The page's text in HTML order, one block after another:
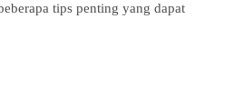
tips penting yang dapat